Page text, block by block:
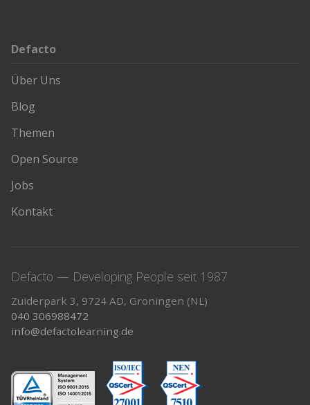
Defacto
Über Uns
Blog
Themen
Open Source
Jobs
Kontakt
Defacto — Developing People seit 1987
Zuiderpark 3, 9724 AD, Groningen (NL)
040 306988472
info@defactolearning.de